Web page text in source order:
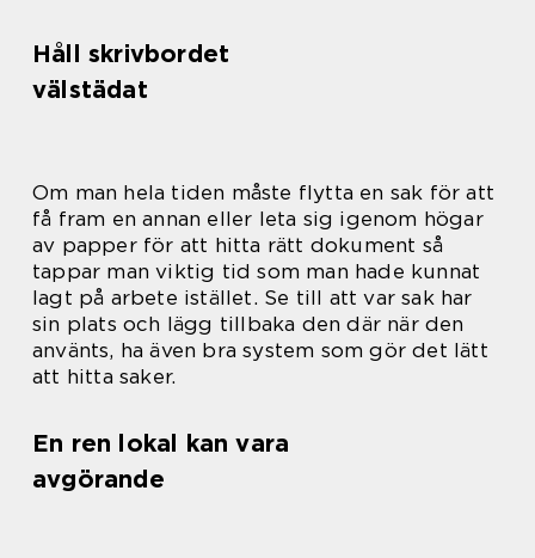
Håll skrivbordet
välstädat
Om man hela tiden måste flytta en sak för att
få fram en annan eller leta sig igenom högar
av papper för att hitta rätt dokument så
tappar man viktig tid som man hade kunnat
lagt på arbete istället. Se till att var sak har
sin plats och lägg tillbaka den där när den
använts, ha även bra system som gör det lätt
att hitta saker.
En ren lokal kan vara
avgörande